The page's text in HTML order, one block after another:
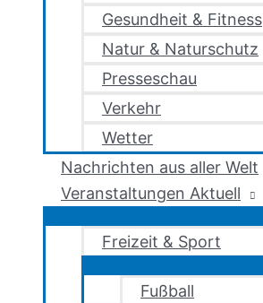
Gesundheit & Fitness
Natur & Naturschutz
Presseschau
Verkehr
Wetter
Nachrichten aus aller Welt
Veranstaltungen Aktuell
Freizeit & Sport
Fußball